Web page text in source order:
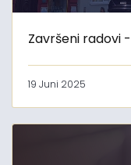
Završeni radovi
19 Juni 2025